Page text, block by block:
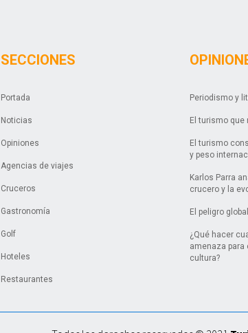
SECCIONES
Portada
Noticias
Opiniones
Agencias de viajes
Cruceros
Gastronomía
Golf
Hoteles
Restaurantes
Periodismo y
El turismo que
El turismo
y peso
Karlos Parra
crucero y la
El peligro
¿Qué hacer
amenaza para
cultura?